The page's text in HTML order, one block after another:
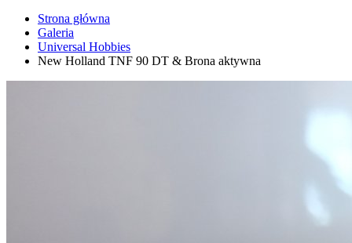
Strona główna
Galeria
Universal Hobbies
New Holland TNF 90 DT & Brona aktywna